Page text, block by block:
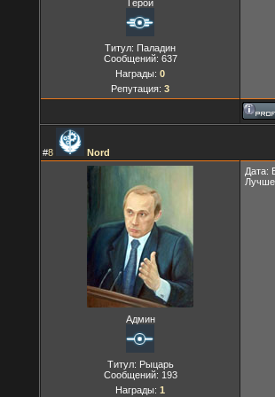
Герой
Титул: Паладин
Сообщений: 637
Награды: 0
Репутация: 3
#8 Nord
Админ
Титул: Рыцарь
Сообщений: 193
Награды: 1
Дата:
Лучше